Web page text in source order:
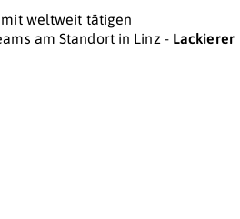
mit weltweit tätigen
am Standort in Linz -Lackierer